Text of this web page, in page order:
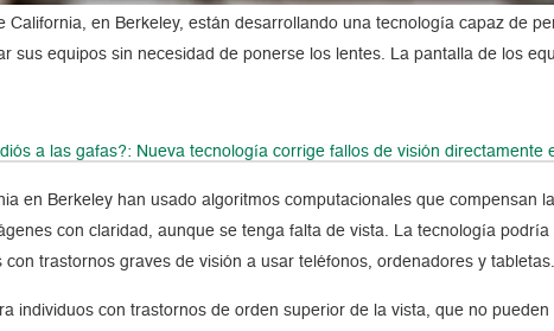
California, en Berkeley, están desarrollando una tecnología capaz de
sus equipos sin necesidad de ponerse los lentes. La pantalla de los
a las gafas?: Nueva tecnología corrige fallos de visión directamente
en Berkeley han usado algoritmos computacionales que compensan
con claridad, aunque se tenga falta de vista. La tecnología
trastornos graves de visión a usar teléfonos, ordenadores y tabletas.
individuos con trastornos de orden superior de la vista, que no